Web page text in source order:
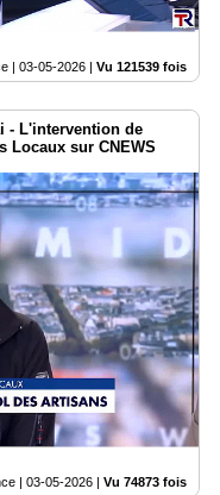
| 03-05-2026 | Vu 121539 fois
- L'intervention de
Locaux sur CNEWS
| 03-05-2026 Vu 74873 fois